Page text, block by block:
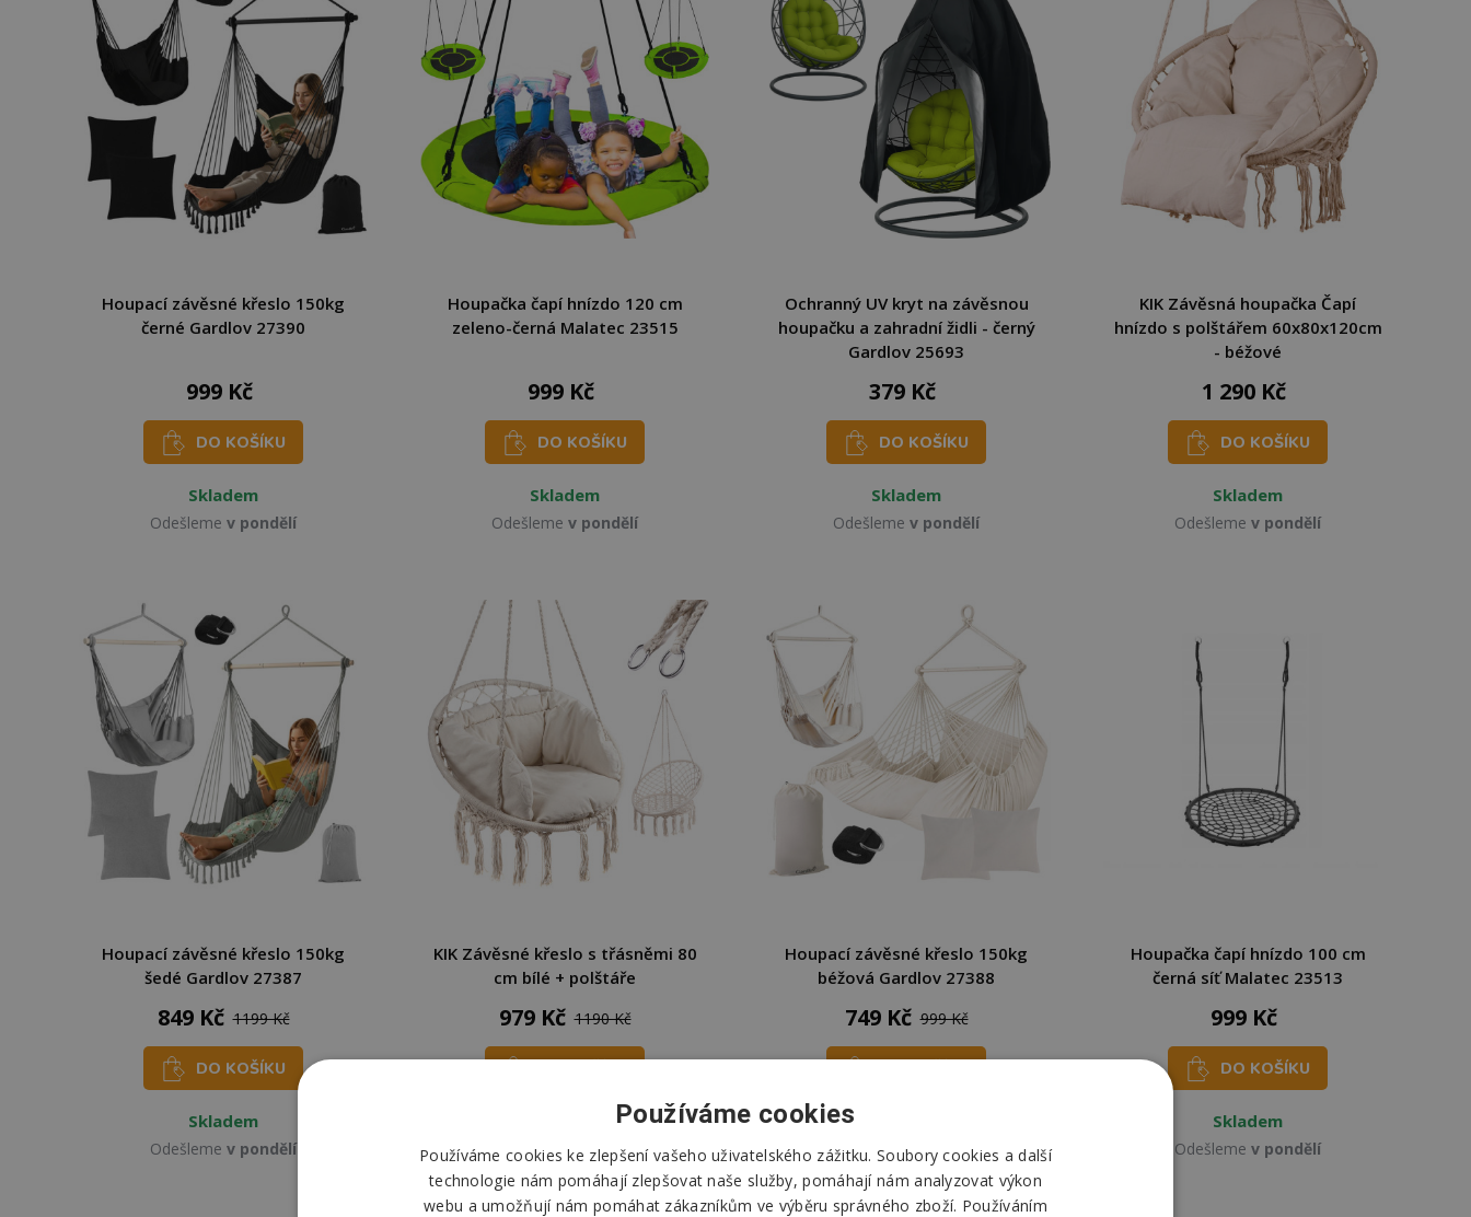
Houpací závěsné křeslo 150kg
černé Gardlov 27390
999 Kč
DO KOŠÍKU
Skladem
Odešleme v pondělí
Houpačka čapí hnízdo 120 cm
zeleno-černá Malatec 23515
999 Kč
DO KOŠÍKU
Skladem
Odešleme v pondělí
Ochranný UV kryt na závěsnou
houpačku a zahradní židli - černý
Gardlov 25693
379 Kč
DO KOŠÍKU
Skladem
Odešleme v pondělí
KIK Závěsná houpačka Čapí
hnízdo s polštářem 60x80x120cm
- béžové
1 290 Kč
DO KOŠÍKU
Skladem
Odešleme v pondělí
Houpací závěsné křeslo 150kg
šedé Gardlov 27387
849 Kč 1199 Kč
DO KOŠÍKU
Skladem
Odešleme v pondělí
KIK Závěsné křeslo s třásněmi 80
cm bílé + polštáře
979 Kč 1190 Kč
Odešlemev pondělí
Houpací závěsné křeslo 150kg
béžová Gardlov 27388
749 Kč 999 Kč
Odešlemev pondělí
Houpačka čapí hnízdo 100 cm
černá síť Malatec 23513
999 Kč
DO KOŠÍKU
Skladem
Odešleme v pondělí
Používáme cookies
Používáme cookies ke zlepšení vašeho uživatelského zážitku. Soubory cookies a další
technologie nám pomáhají zlepšovat naše služby, pomáhají nám analyzovat výkon
webu a umožňují nám pomáhat zákazníkům ve výběru správného zboží. Používáním